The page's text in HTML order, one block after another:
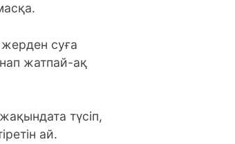
жерден суға
жатпай-ақ
түсіп,
ай.